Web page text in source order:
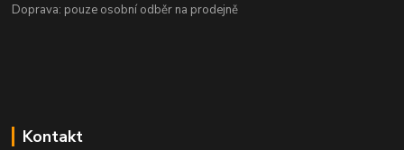
Doprava: pouze osobní odběr na prodejně
Kontakt